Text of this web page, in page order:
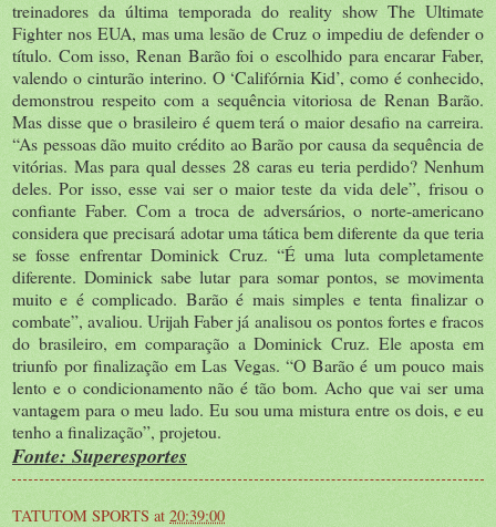
treinadores da última temporada do reality show The Ultimate
Fighter nos EUA, mas uma lesão de Cruz o impediu de defender o
título. Com isso, Renan Barão foi o escolhido para encarar Faber,
valendo o cinturão interino. O ‘Califórnia Kid’, como é conhecido,
demonstrou respeito com a sequência vitoriosa de Renan Barão.
Mas disse que o brasileiro é quem terá o maior desafio na carreira.
“As pessoas dão muito crédito ao Barão por causa da sequência de
vitórias. Mas para qual desses 28 caras eu teria perdido? Nenhum
deles. Por isso, esse vai ser o maior teste da vida dele”, frisou o
confiante Faber. Com a troca de adversários, o norte-americano
considera que precisará adotar uma tática bem diferente da que teria
se fosse enfrentar Dominick Cruz. “É uma luta completamente
diferente. Dominick sabe lutar para somar pontos, se movimenta
muito e é complicado. Barão é mais simples e tenta finalizar o
combate”, avaliou. Urijah Faber já analisou os pontos fortes e fracos
do brasileiro, em comparação a Dominick Cruz. Ele aposta em
triunfo por finalização em Las Vegas. “O Barão é um pouco mais
lento e o condicionamento não é tão bom. Acho que vai ser uma
vantagem para o meu lado. Eu sou uma mistura entre os dois, e eu
tenho a finalização”, projetou.
Fonte: Superesportes
TATUTOM SPORTS at 20:39:00